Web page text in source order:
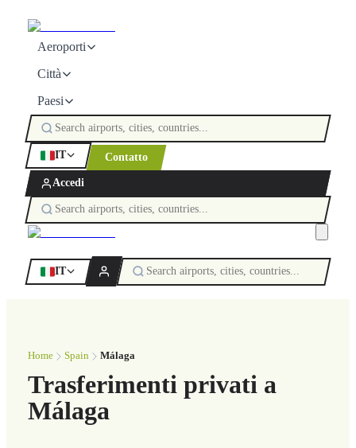
Aeroporti
Città
Paesi
IT Contatto
Accedi
IT
Home Spain Málaga
Trasferimenti privati a
Málaga